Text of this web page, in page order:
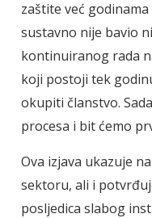
zaštite već
sustavno nije bavio
kontinuiranog rada
koji postoji tek
okupiti članstvo.
procesa i bit ćemo
Ova izjava ukazuje
sektoru, ali i
posljedica slabog